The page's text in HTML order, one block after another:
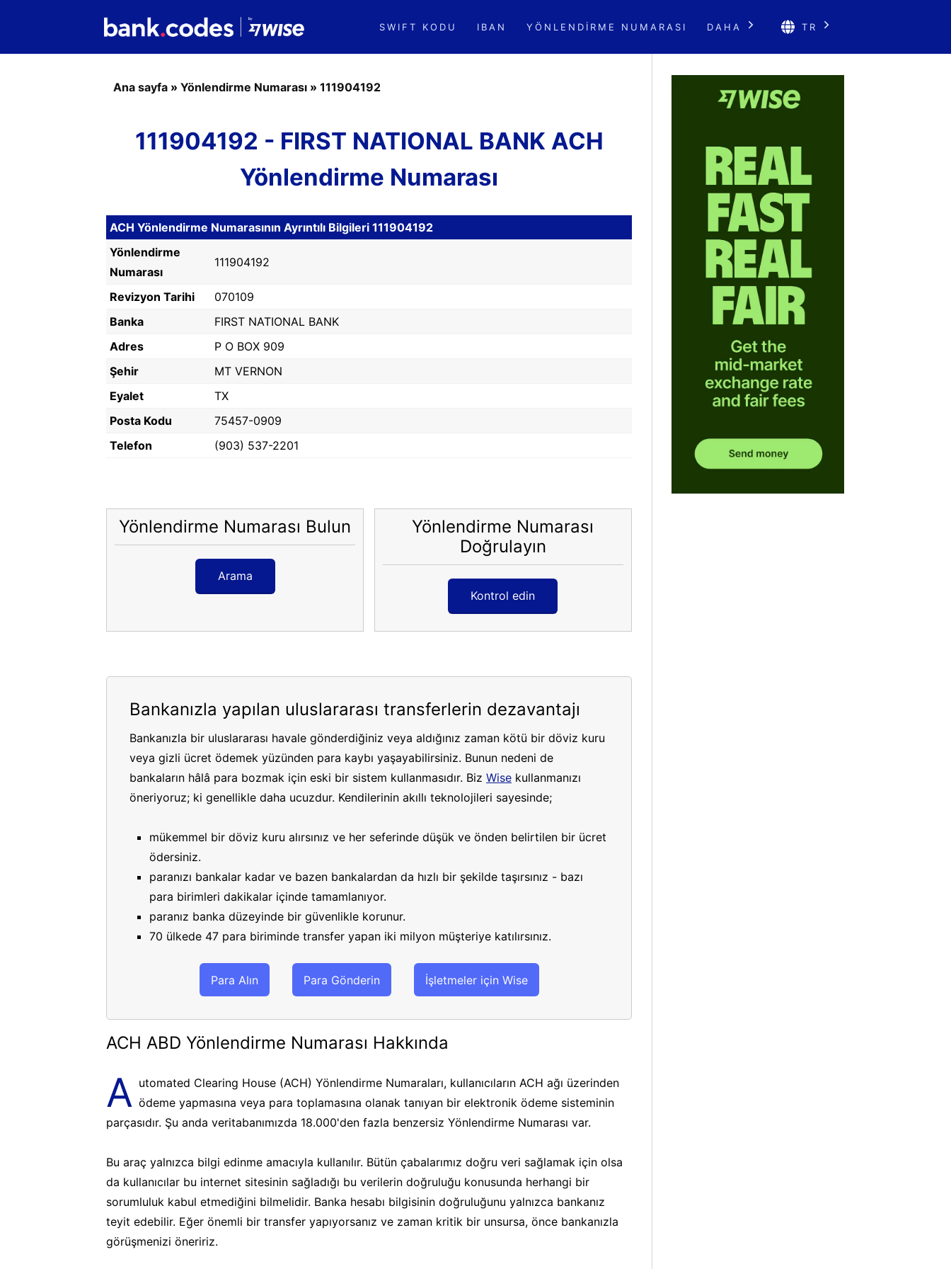
SWIFT KODU IBAN YÖNLENDIRME NUMARASI DAHA TR
Ana sayfa » Yönlendirme Numarası » 111904192
111904192 - FIRST NATIONAL BANK ACH
Yönlendirme Numarası
ACH Yönlendirme Numarasının Ayrıntılı Bilgileri 111904192
Yönlendirme
Numarası
111904192
Revizyon Tarihi
070109
Banka
FIRST NATIONAL BANK
Adres
P O BOX 909
Şehir
MT VERNON
Eyalet
TX
Posta Kodu
75457-0909
Telefon
(903) 537-2201
Yönlendirme Numarası Bulun
Arama
Yönlendirme Numarası
Doğrulayın
Kontrol edin
Bankanızla yapılan uluslararası transferlerin dezavantajı
Bankanızla bir uluslararası havale gönderdiğiniz veya aldığınız zaman kötü bir döviz kuru
veya gizli ücret ödemek yüzünden para kaybı yaşayabilirsiniz. Bunun nedeni de
bankaların hâlâ para bozmak için eski bir sistem kullanmasıdır. Biz Wise kullanmanızı
öneriyoruz; ki genellikle daha ucuzdur. Kendilerinin akıllı teknolojileri sayesinde;
mükemmel bir döviz kuru alırsınız ve her seferinde düşük ve önden belirtilen bir ücret
ödersiniz.
paranızı bankalar kadar ve bazen bankalardan da hızlı bir şekilde taşırsınız - bazı
para birimleri dakikalar içinde tamamlanıyor.
paranız banka düzeyinde bir güvenlikle korunur.
70 ülkede 47 para biriminde transfer yapan iki milyon müşteriye katılırsınız.
Para Alın Para Gönderin İşletmeler için Wise
ACH ABD Yönlendirme Numarası Hakkında
A utomated Clearing House (ACH) Yönlendirme Numaraları, kullanıcıların ACH ağı üzerinden
ödeme yapmasına veya para toplamasına olanak tanıyan bir elektronik ödeme sisteminin
parçasıdır. Şu anda veritabanımızda 18.000'den fazla benzersiz Yönlendirme Numarası var.
Bu araç yalnızca bilgi edinme amacıyla kullanılır. Bütün çabalarımız doğru veri sağlamak için olsa
da kullanıcılar bu internet sitesinin sağladığı bu verilerin doğruluğu konusunda herhangi bir
sorumluluk kabul etmediğini bilmelidir. Banka hesabı bilgisinin doğruluğunu yalnızca bankanız
teyit edebilir. Eğer önemli bir transfer yapıyorsanız ve zaman kritik bir unsursa, önce bankanızla
görüşmenizi öneririz.